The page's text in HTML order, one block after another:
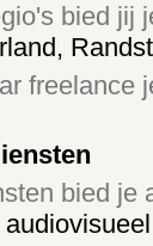
bied jij
freelance
bied je